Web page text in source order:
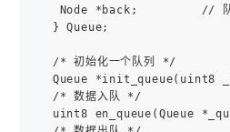
Node *back;         // 队
} Queue;
/* 初始化一个队列 */
Queue *init_queue(uint8
/* 数据入队 */
uint8 en_queue(Queue